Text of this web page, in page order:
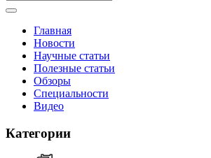
Главная
Новости
Научные статьи
Полезные статьи
Обзоры
Специальности
Видео
Категории